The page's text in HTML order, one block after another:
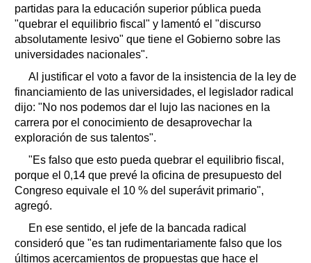
partidas para la educación superior pública pueda
"quebrar el equilibrio fiscal" y lamentó el "discurso
absolutamente lesivo" que tiene el Gobierno sobre las
universidades nacionales".
Al justificar el voto a favor de la insistencia de la ley de
financiamiento de las universidades, el legislador radical
dijo: "No nos podemos dar el lujo las naciones en la
carrera por el conocimiento de desaprovechar la
exploración de sus talentos".
"Es falso que esto pueda quebrar el equilibrio fiscal,
porque el 0,14 que prevé la oficina de presupuesto del
Congreso equivale el 10 % del superávit primario",
agregó.
En ese sentido, el jefe de la bancada radical
consideró que "es tan rudimentariamente falso que los
últimos acercamientos de propuestas que hace el